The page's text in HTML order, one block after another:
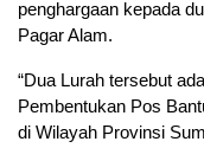
penghargaan kepada
Pagar Alam.
“Dua Lurah tersebut
Pembentukan Pos
di Wilayah Provinsi